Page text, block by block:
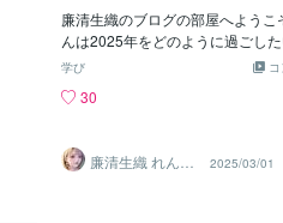
廉清生織のブログの部屋へようこ
んは2025年をどのように過ごし
考えでしょうか？誰もが幸福や安
不安になるニュースばかりが飛び
す。戦争や経済不振・感染症の流
不安は尽きませんね今回は「歴史
学び
30
廉清生織 れんせ
い さき
2025/03/01